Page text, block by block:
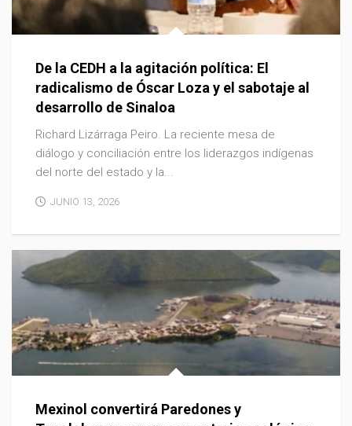
De la CEDH a la agitación política: El
radicalismo de Óscar Loza y el sabotaje al
desarrollo de Sinaloa
Richard Lizárraga Peiro. ​La reciente mesa de
diálogo y conciliación entre los liderazgos indígenas
del norte del estado y la...
JUNIO 13, 2026
Mexinol convertirá Paredones y